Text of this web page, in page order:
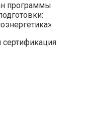
программы
сертификация